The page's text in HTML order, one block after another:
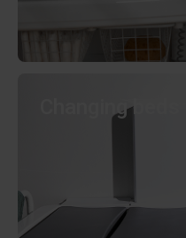
Changing beds